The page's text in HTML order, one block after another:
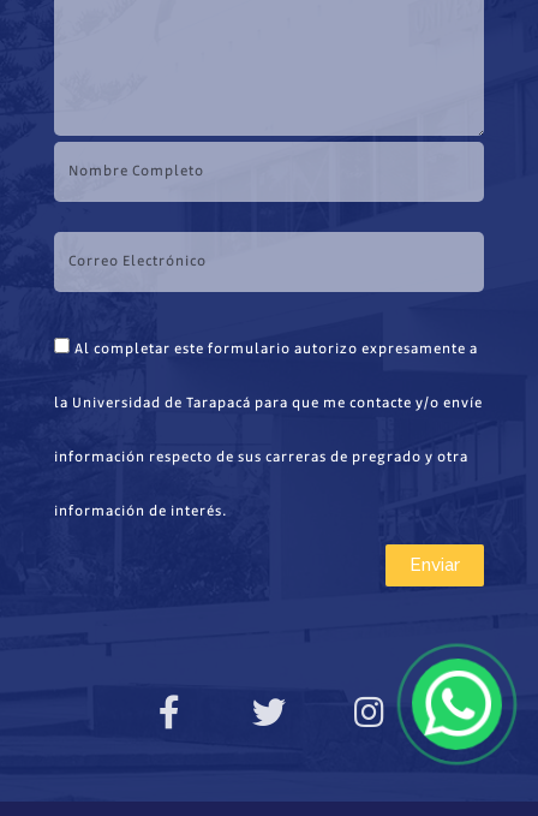
Al completar este formulario autorizo expresamente a
la Universidad de Tarapacá para que me contacte y/o envíe
información respecto de sus carreras de pregrado y otra
información de interés.
Enviar